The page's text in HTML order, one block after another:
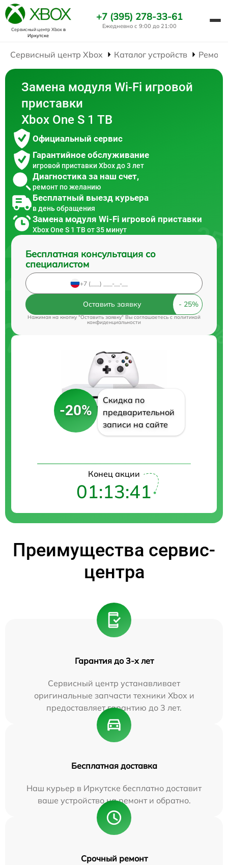
Сервисный центр Xboxв
Иркутске
+7 (395) 278-33-61
Ежедневно с 9:00 до 21:00
Сервисный центр Xbox Каталог устройств
Замена модуля Wi-Fi игровой
приставки
Xbox One S 1 TB
Официальный сервис
Гарантийное обслуживание
игровой приставки Xbox до 3 лет
Диагностика за наш счет,
ремонт по желанию
Бесплатный выезд курьера
в день обращения
Замена модуля Wi-Fi игровой приставки
Xbox One S 1 TB от 35 минут
Бесплатная консультация со
специалистом
Оставить заявку
Нажимая на кнопку "Оставить заявку" Вы соглашаетесь c политикой
конфиденциальности
-20%
Скидка по
предварительной
записи на сайте
Конец акции
01:13:40
Преимущества сервис-
центра
Гарантия до 3-х лет
Сервисный центр устанавливает
оригинальные запчасти техники Xbox и
предоставляет гарантию до 3 лет.
Бесплатная доставка
Наш курьер в Иркутске бесплатно доставит
ваше устройство на ремонт и обратно.
Срочный ремонт